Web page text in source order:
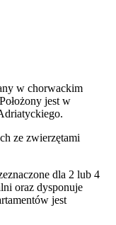
w chorwackim
jest w
ze zwierzętami
dla 2 lub 4
oraz dysponuje
jest